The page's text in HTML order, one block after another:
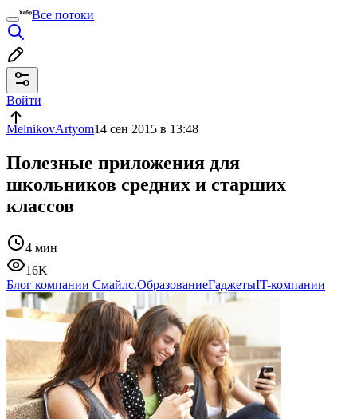
Все потоки
Войти
MelnikovArtyom14 сен 2015 в 13:48
Полезные приложения для
школьников средних и старших
классов
4 мин
16K
Блог компании Смайлс.ОбразованиеГаджетыIT-компании